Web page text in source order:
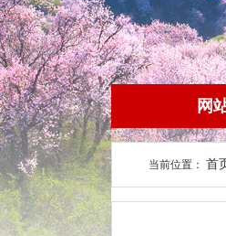
网
当前位置： 首